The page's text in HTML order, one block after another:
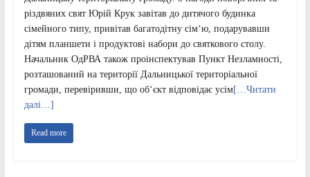
різдвяних свят Юрій Крук завітав до дитячого будинка
сімейного типу, привітав багатодітну сім‘ю, подарувавши
дітям планшети і продуктові набори до святкового столу.
Начальник ОдРВА також проінспектував Пункт Незламності,
розташований на території Дальницької територіальної
громади, перевіривши, що об‘єкт відповідає усім[…Читати
далі…]
Read more